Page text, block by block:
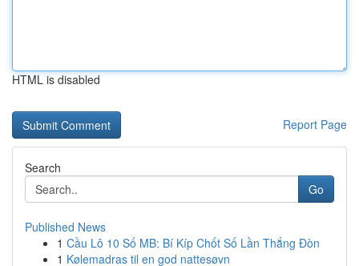
HTML is disabled
Report Page
Search
Go
Published News
1 Cầu Lô 10 Số MB: Bí Kíp Chốt Số Lần Thắng Đòn
1 Kølemadras til en god nattesøvn